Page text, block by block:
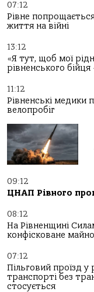
07:12
Рівне
життя на війні
13:12
«Я тут, щоб мої
рівненського бійця
11:12
Рівненські медики
велопробіг
09:12
ЦНАП Рівного
08:12
На Рівненщині
конфісковане майно
07:12
Пільговий проїзд
транспорті без
стосується